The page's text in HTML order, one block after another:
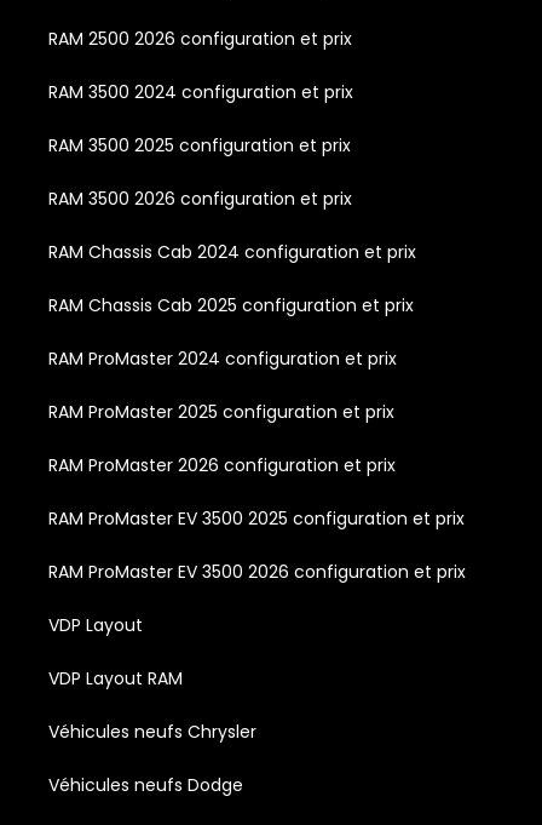
RAM 2500 2026 configuration et prix
RAM 3500 2024 configuration et prix
RAM 3500 2025 configuration et prix
RAM 3500 2026 configuration et prix
RAM Chassis Cab 2024 configuration et prix
RAM Chassis Cab 2025 configuration et prix
RAM ProMaster 2024 configuration et prix
RAM ProMaster 2025 configuration et prix
RAM ProMaster 2026 configuration et prix
RAM ProMaster EV 3500 2025 configuration et prix
RAM ProMaster EV 3500 2026 configuration et prix
VDP Layout
VDP Layout RAM
Véhicules neufs Chrysler
Véhicules neufs Dodge